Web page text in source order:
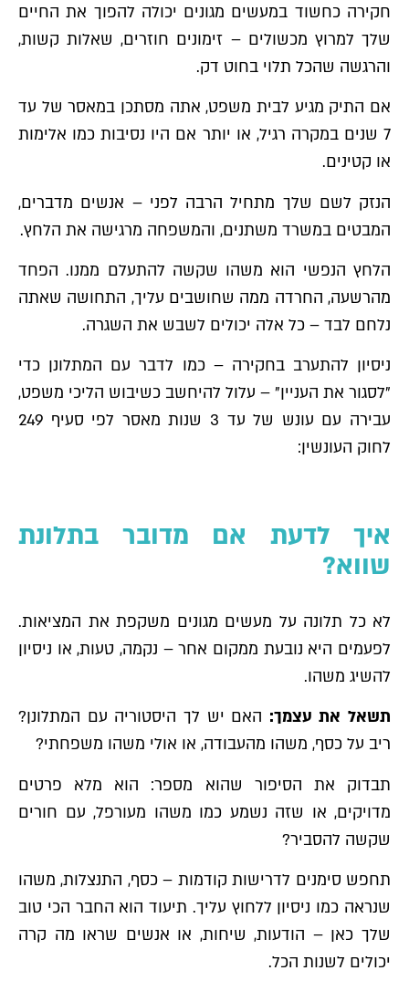
חקירה כחשוד במעשים מגונים יכולה להפוך את החיים
שלך למרוץ מכשולים – זימונים חוזרים, שאלות קשות,
והרגשה שהכל תלוי בחוט דק.
אם התיק מגיע לבית משפט, אתה מסתכן במאסר של עד
7 שנים במקרה רגיל, או יותר אם היו נסיבות כמו אלימות
או קטינים.
הנזק לשם שלך מתחיל הרבה לפני – אנשים מדברים,
המבטים במשרד משתנים, והמשפחה מרגישה את הלחץ.
הלחץ הנפשי הוא משהו שקשה להתעלם ממנו. הפחד
מהרשעה, החרדה ממה שחושבים עליך, התחושה שאתה
נלחם לבד – כל אלה יכולים לשבש את השגרה.
ניסיון להתערב בחקירה – כמו לדבר עם המתלונן כדי
"לסגור את העניין" – עלול להיחשב כשיבוש הליכי משפט,
עבירה עם עונש של עד 3 שנות מאסר לפי סעיף 249
לחוק העונשין:
איך לדעת אם מדובר בתלונת
שווא?
לא כל תלונה על מעשים מגונים משקפת את המציאות.
לפעמים היא נובעת ממקום אחר – נקמה, טעות, או ניסיון
להשיג משהו.
תשאל את עצמך: האם יש לך היסטוריה עם המתלונן?
ריב על כסף, משהו מהעבודה, או אולי משהו משפחתי?
תבדוק את הסיפור שהוא מספר: הוא מלא פרטים
מדויקים, או שזה נשמע כמו משהו מעורפל, עם חורים
שקשה להסביר?
תחפש סימנים לדרישות קודמות – כסף, התנצלות, משהו
שנראה כמו ניסיון ללחוץ עליך. תיעוד הוא החבר הכי טוב
שלך כאן – הודעות, שיחות, או אנשים שראו מה קרה
יכולים לשנות הכל.